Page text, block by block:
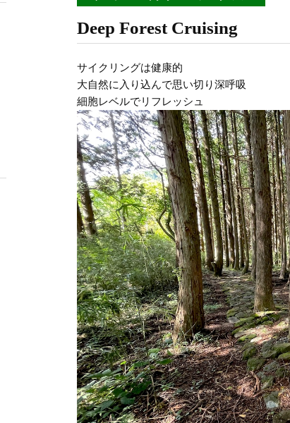
Deep Forest Cruising
サイクリングは健康的
大自然に入り込んで思い切り深呼吸
細胞レベルでリフレッシュ